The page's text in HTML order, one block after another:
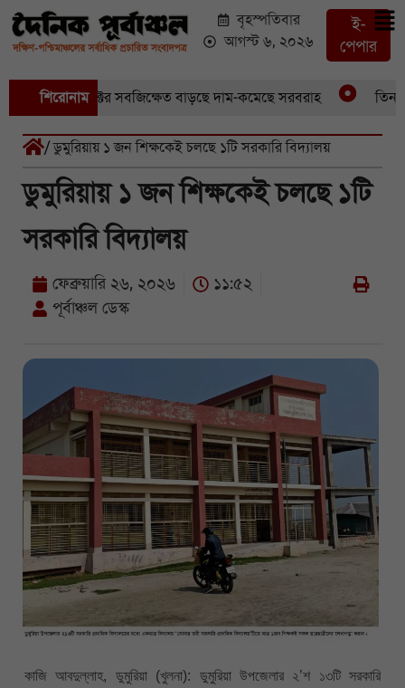
বৃহস্পতিবার
আগস্ট ৬, ২০২৬
ই-
পেপার
শিরোনাম
আড়াইশ হেক্টর সবজিক্ষেত বাড়ছে দাম-কমেছে সরবরাহ তিন মাস
/ ডুমুরিয়ায় ১ জন শিক্ষকেই চলছে ১টি সরকারি বিদ্যালয়
ডুমুরিয়ায় ১ জন শিক্ষকেই চলছে ১টি
সরকারি বিদ্যালয়
ফেব্রুয়ারি ২৬, ২০২৬
১১:৫২
পূর্বাঞ্চল ডেস্ক
কাজি আবদুল্লাহ, ডুমুরিয়া (খুলনা): ডুমুরিয়া উপজেলার ২’শ ১৩টি সরকারি